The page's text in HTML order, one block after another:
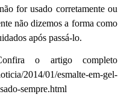
for usado corretamente ou
não dizemos a forma como
após passá-lo.
o artigo completo
2014/01/esmalte-em-gel-
sempre.html